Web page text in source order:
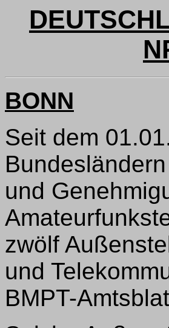
BONN
Seit dem
und
zwölf
und
BMPT-